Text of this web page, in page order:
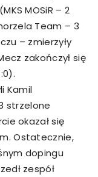
MOSiR – 2
Team – 3
– zmierzyły
zakończył się
Kamil
strzelone
okazał się
Ostatecznie,
dopingu
zespół